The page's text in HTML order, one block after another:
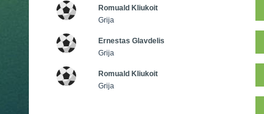
Romuald Kliukoit
Grija
Ernestas Glavdelis
Grija
Romuald Kliukoit
Grija